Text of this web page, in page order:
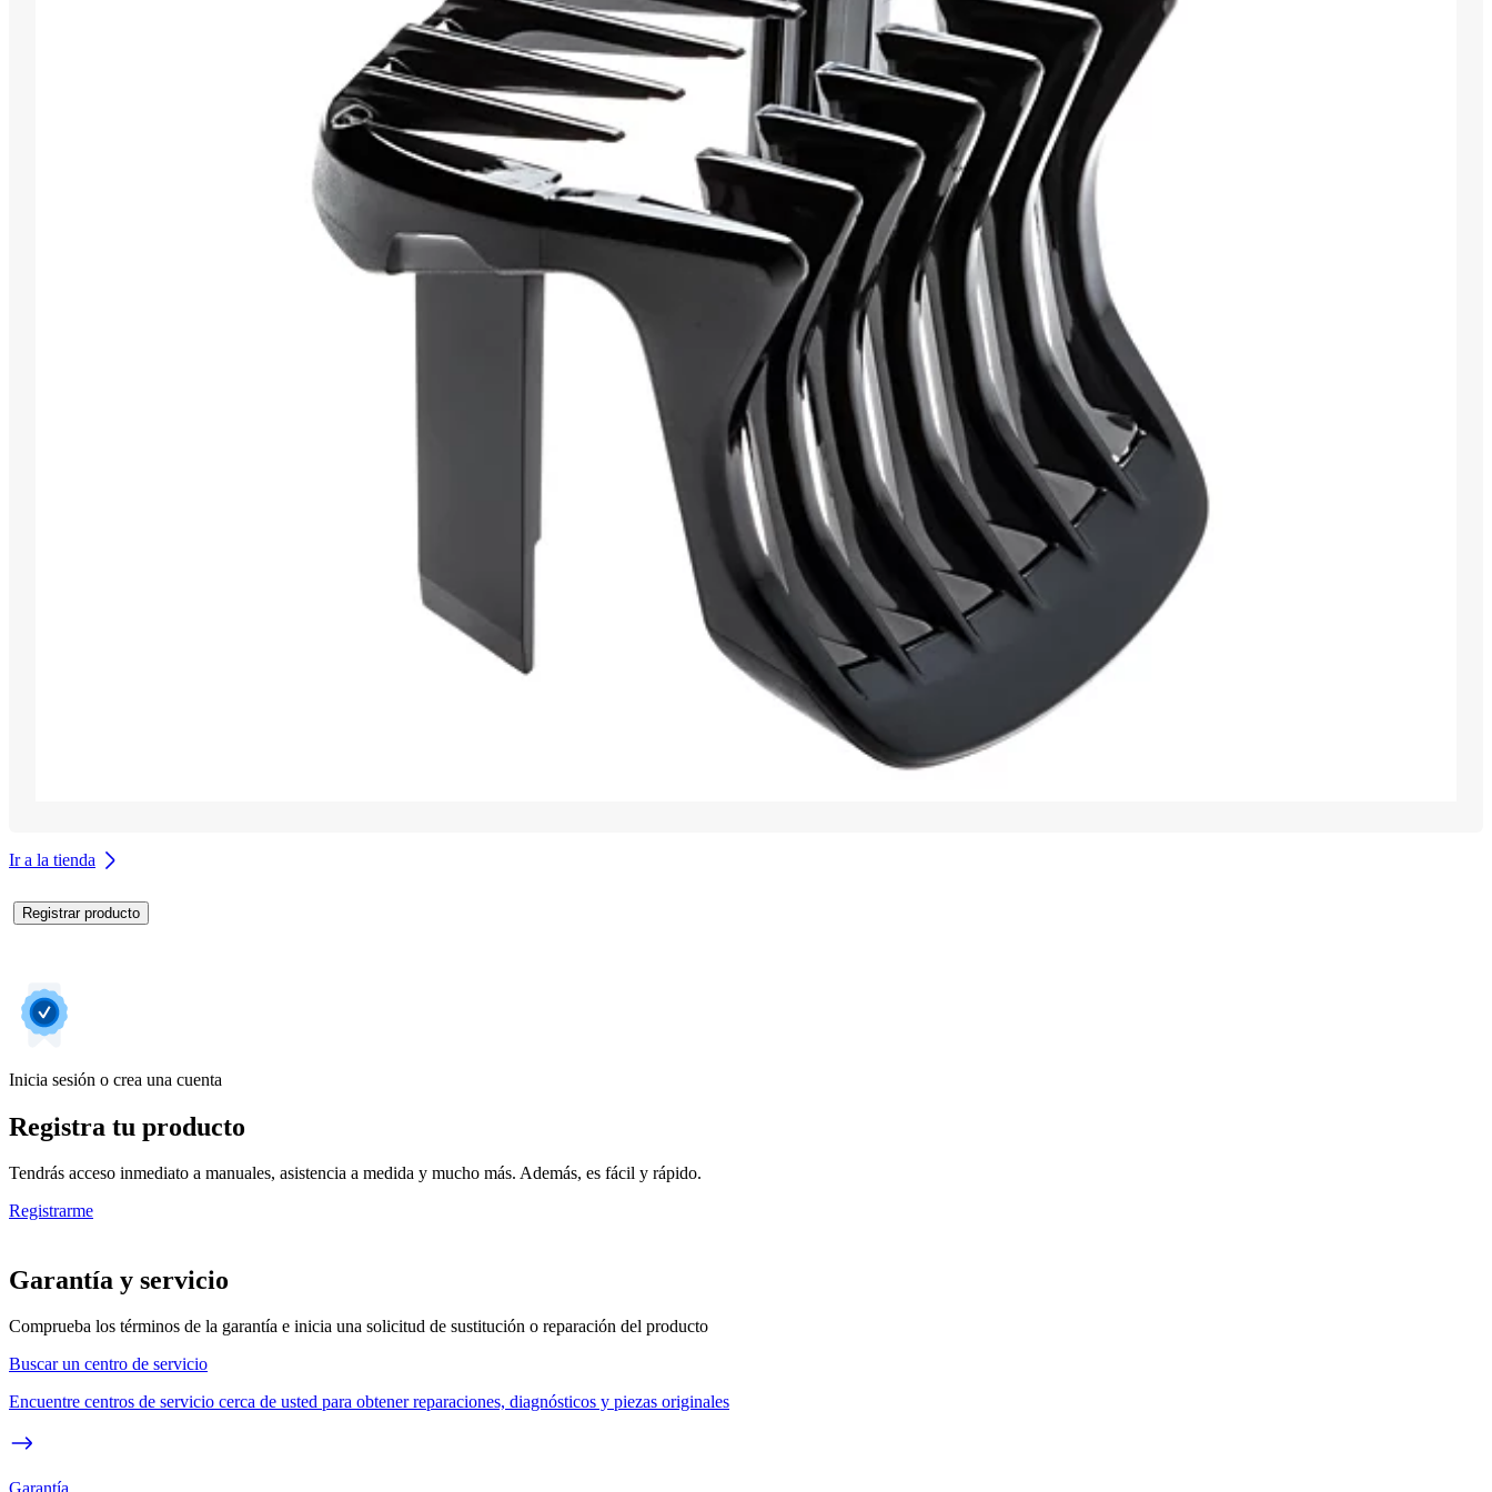
Ir a la tienda
Registrar producto
Inicia sesión o crea una cuenta
Registra tu producto
Tendrás acceso inmediato a manuales, asistencia a medida y mucho más. Además, es fácil y rápido.
Registrarme
Garantía y servicio
Comprueba los términos de la garantía e inicia una solicitud de sustitución o reparación del producto
Buscar un centro de servicio
Encuentre centros de servicio cerca de usted para obtener reparaciones, diagnósticos y piezas originales